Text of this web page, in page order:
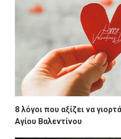
8 λόγοι που αξίζει να
Αγίου Βαλεντίνου